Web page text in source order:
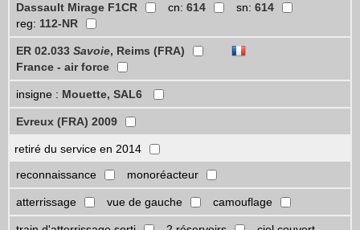
Dassault Mirage F1CR
cn: 614 sn: 614
reg: 112-NR
ER 02.033 Savoie, Reims (FRA)
France - air force
insigne : Mouette, SAL6
Evreux (FRA) 2009
retiré du service en 2014
reconnaissance
monoréacteur
atterrissage vue de gauche camouflage